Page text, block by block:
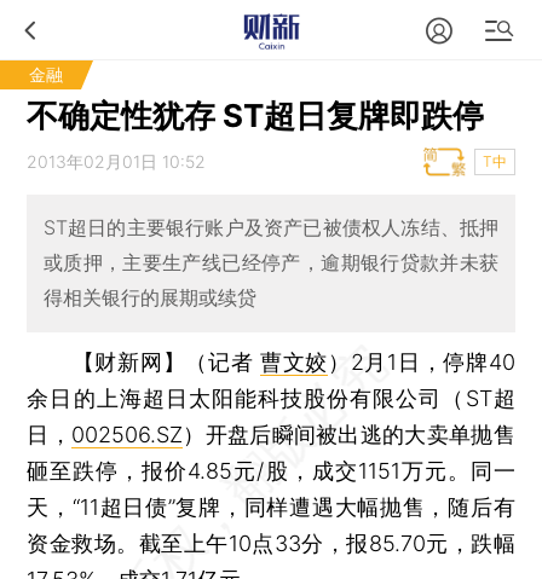
金融
不确定性犹存 ST超日复牌即跌停
2013年02月01日 10:52 T中
ST超日的主要银行账户及资产已被债权人冻结、抵押
或质押，主要生产线已经停产，逾期银行贷款并未获
得相关银行的展期或续贷
【财新网】（记者曹文姣） 2月1日，停牌40
余日的上海超日太阳能科技股份有限公司（ST超
日， 002506.SZ）开盘后瞬间被出逃的大卖单抛售
砸至跌停，报价4.85元/股，成交1151万元。同一
天，“11超日债”复牌，同样遭遇大幅抛售，随后有
资金救场。截至上午10点33分，报85.70元，跌幅